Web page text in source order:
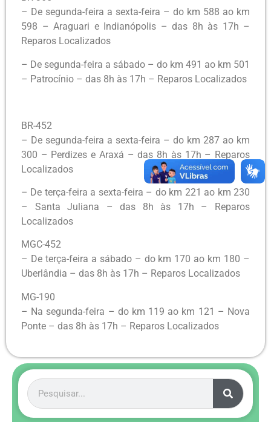
– De segunda-feira a sexta-feira – do km 588 ao km
598 – Araguari e Indianópolis – das 8h às 17h –
Reparos Localizados
– De segunda-feira a sábado – do km 491 ao km 501
– Patrocínio – das 8h às 17h – Reparos Localizados
BR-452
– De segunda-feira a sexta-feira – do km 287 ao km
300 – Perdizes e Araxá – das 8h às 17h – Reparos
Localizados
– De terça-feira a sexta-feira – do km 221 ao km 230
– Santa Juliana – das 8h às 17h – Reparos
Localizados
MGC-452
– De terça-feira a sábado – do km 170 ao km 180 –
Uberlândia – das 8h às 17h – Reparos Localizados
MG-190
– Na segunda-feira – do km 119 ao km 121 – Nova
Ponte – das 8h às 17h – Reparos Localizados